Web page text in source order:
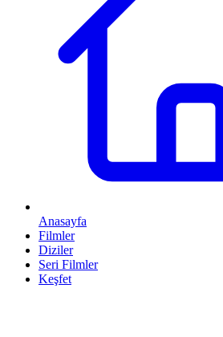
Anasayfa
Filmler
Diziler
Seri Filmler
Keşfet